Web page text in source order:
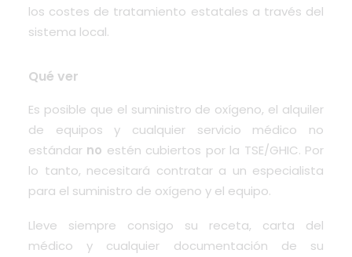
los costes de tratamiento estatales a través del
sistema local.
Qué ver
Es posible que el suministro de oxígeno, el alquiler
de equipos y cualquier servicio médico no
estándar no estén cubiertos por la TSE/GHIC. Por
lo tanto, necesitará contratar a un especialista
para el suministro de oxígeno y el equipo.
Lleve siempre consigo su receta, carta del
médico y cualquier documentación de su